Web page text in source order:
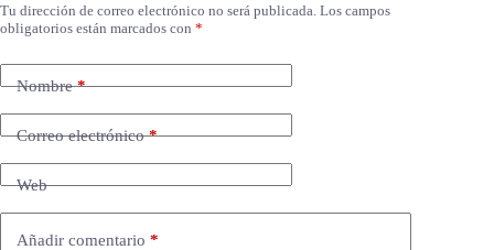
Tu dirección de correo electrónico no será publicada. Los campos
obligatorios están marcados con *
Nombre*
Correo electrónico*
Web
Añadir comentario *